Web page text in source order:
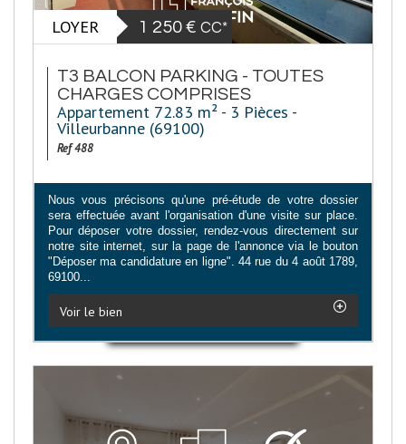
LOYER 1 250 € CC*
T3 BALCON PARKING - TOUTES
CHARGES COMPRISES
Appartement 72.83 m² - 3 Pièces -
Villeurbanne (69100)
Ref 488
Nous vous précisons qu'une pré-étude de votre dossier
sera effectuée avant l'organisation d'une visite sur place.
Pour déposer votre dossier, rendez-vous directement sur
notre site internet, sur la page de l'annonce via le bouton
"Déposer ma candidature en ligne". 44 rue du 4 août 1789,
69100...
Voir le bien